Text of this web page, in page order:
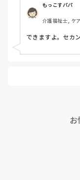
もっこすパパ
介護福祉士, ケ
できますよ。セカ